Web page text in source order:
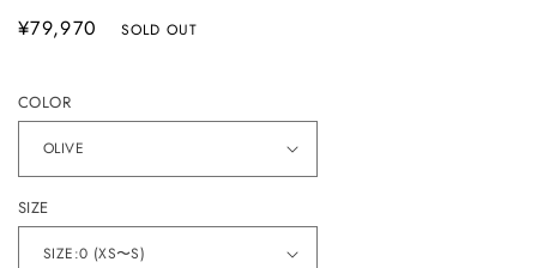
通
格
¥79,970 SOLD OUT
COLOR
SIZE